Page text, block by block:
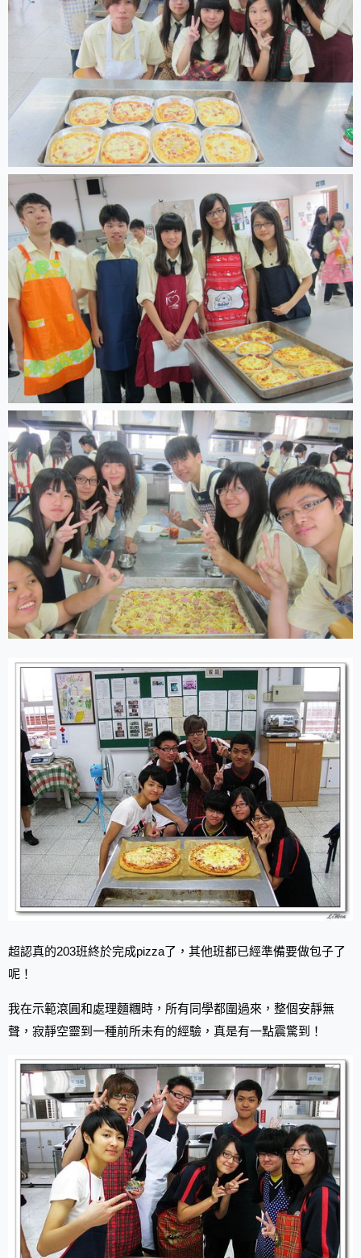
超認真的203班終於完成pizza了，其他班都已經準備要做包子了
呢！
我在示範滾圓和處理麵糰時，所有同學都圍過來，整個安靜無
聲，寂靜空靈到一種前所未有的經驗，真是有一點震驚到！